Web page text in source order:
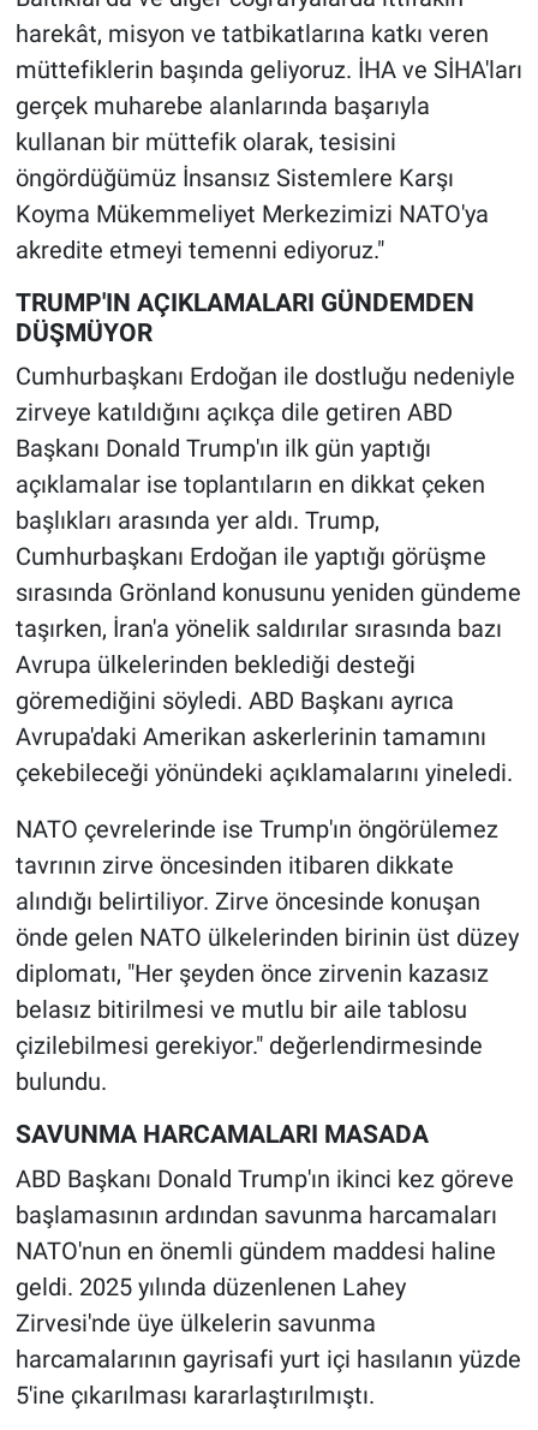
harekât, misyon ve tatbikatlarına katkı veren
müttefiklerin başında geliyoruz. İHA ve SİHA'ları
gerçek muharebe alanlarında başarıyla
kullanan bir müttefik olarak, tesisini
öngördüğümüz İnsansız Sistemlere Karşı
Koyma Mükemmeliyet Merkezimizi NATO'ya
akredite etmeyi temenni ediyoruz."
TRUMP'IN AÇIKLAMALARI GÜNDEMDEN
DÜŞMÜYOR
Cumhurbaşkanı Erdoğan ile dostluğu nedeniyle
zirveye katıldığını açıkça dile getiren ABD
Başkanı Donald Trump'ın ilk gün yaptığı
açıklamalar ise toplantıların en dikkat çeken
başlıkları arasında yer aldı. Trump,
Cumhurbaşkanı Erdoğan ile yaptığı görüşme
sırasında Grönland konusunu yeniden gündeme
taşırken, İran'a yönelik saldırılar sırasında bazı
Avrupa ülkelerinden beklediği desteği
göremediğini söyledi. ABD Başkanı ayrıca
Avrupa'daki Amerikan askerlerinin tamamını
çekebileceği yönündeki açıklamalarını yineledi.
NATO çevrelerinde ise Trump'ın öngörülemez
tavrının zirve öncesinden itibaren dikkate
alındığı belirtiliyor. Zirve öncesinde konuşan
önde gelen NATO ülkelerinden birinin üst düzey
diplomatı, "Her şeyden önce zirvenin kazasız
belasız bitirilmesi ve mutlu bir aile tablosu
çizilebilmesi gerekiyor." değerlendirmesinde
bulundu.
SAVUNMA HARCAMALARI MASADA
ABD Başkanı Donald Trump'ın ikinci kez göreve
başlamasının ardından savunma harcamaları
NATO'nun en önemli gündem maddesi haline
geldi. 2025 yılında düzenlenen Lahey
Zirvesi'nde üye ülkelerin savunma
harcamalarının gayrisafi yurt içi hasılanın yüzde
5'ine çıkarılması kararlaştırılmıştı.